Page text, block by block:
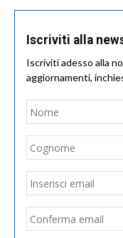
Iscriviti alla
Iscriviti adesso alla
aggiornamenti,
Nome
Email